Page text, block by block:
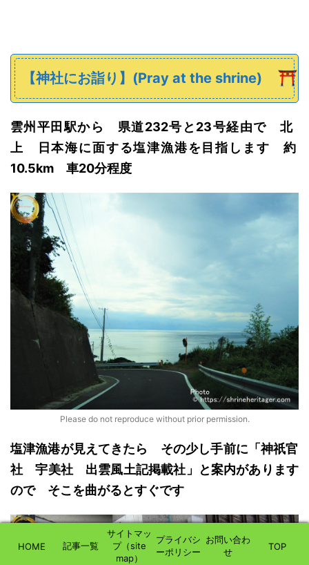
【神社にお詣り】(Pray at the shrine)
雲州平田駅から 県道232号と 23号経由で
北
上
日本海に面する塩津漁港を目指します 約
10.5km 車20分程度
Please do not reproduce without prior permission.
塩津漁港が見えてきたら
その少し手前に「神祇官
社 宇美社 出雲風土記掲載社」と案内があります
ので そこを曲がるとすぐです
HOME 記事一覧
サイトマッ
プ（site
map）
プライバシ
ーポリシー
お問い合わ
せ
TOP